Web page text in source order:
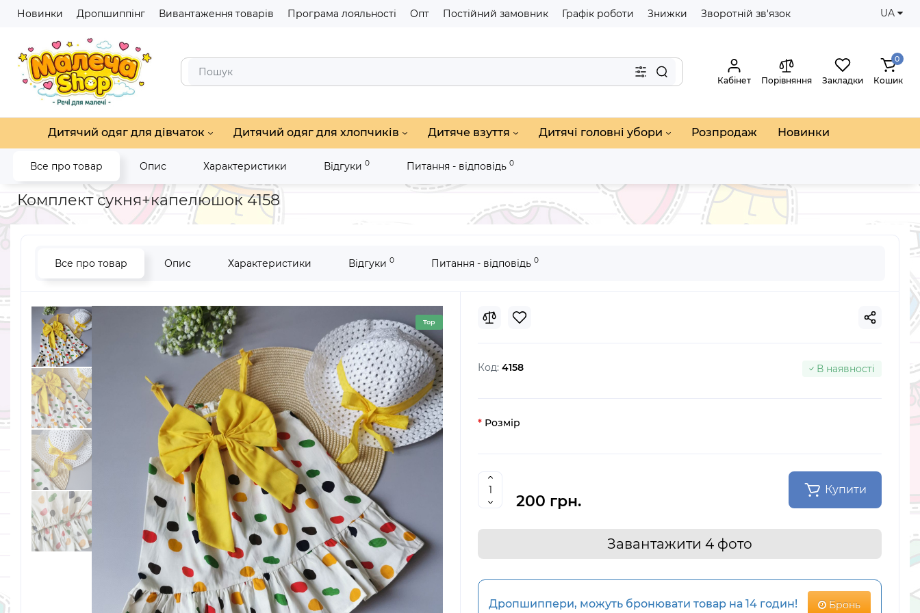
Новинки Дропшиппінг Вивантаження товарів Програма лояльності Опт Постійний замовник Графік роботи Знижки Зворотній зв'язок UA
Кабінет Порівняння Закладки
0
Кошик
Дитячий одяг для дівчаток Дитячий одяг для хлопчиків Дитяче взуття Дитячі головні убори Розпродаж Новинки
Все про товар Опис Характеристики Відгуки 0 Питання - відповідь 0
Головна Дитячий одяг для дівчаток Наряд на літо для дівчаток Комплект сукня+капелюшок 4158
Комплект сукня+капелюшок 4158
Все про товар Опис Характеристики Відгуки 0 Питання - відповідь 0
Top
Код: 4158 В наявності
Розмір
200 грн.
Купити
Завантажити 4 фото
Дропшиппери, можуть бронювати товар на 14 годин! Бронь